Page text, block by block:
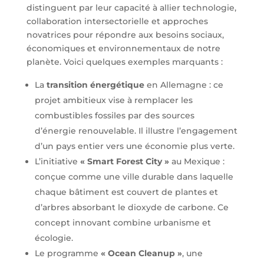
distinguent par leur capacité à allier technologie,
collaboration intersectorielle et approches
novatrices pour répondre aux besoins sociaux,
économiques et environnementaux de notre
planète. Voici quelques exemples marquants :
La transition énergétiqueen Allemagne : ce
projet ambitieux vise à remplacer les
combustibles fossiles par des sources
d’énergie renouvelable. Il illustre l’engagement
d’un pays entier vers une économie plus verte.
L’initiative « Smart Forest City »au Mexique :
conçue comme une ville durable dans laquelle
chaque bâtiment est couvert de plantes et
d’arbres absorbant le dioxyde de carbone. Ce
concept innovant combine urbanisme et
écologie.
Le programme « Ocean Cleanup », une